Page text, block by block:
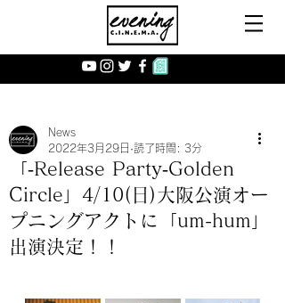
「‐Release Party‐Golden
Circle」4/10(日)大阪公演オー
プニングアクトに「um-hum」
出演決定！！
News
2022年3月29日 読了時間: 3分